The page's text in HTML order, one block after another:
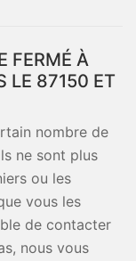
FERMÉ À
LE 87150 ET
nombre de
ne sont plus
ou les
vous les
de contacter
nous vous